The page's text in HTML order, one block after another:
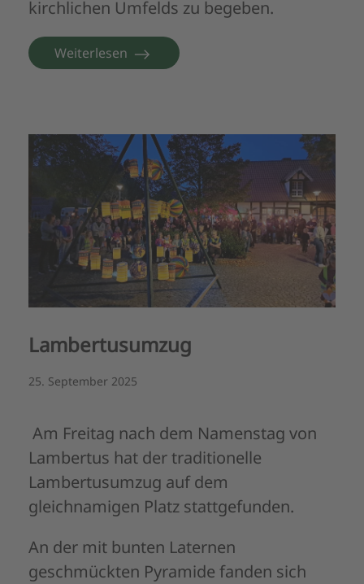
kirchlichen Umfelds zu begeben.
Weiterlesen
Lambertusumzug
25. September 2025
Am Freitag nach dem Namenstag von
Lambertus hat der traditionelle
Lambertusumzug auf dem
gleichnamigen Platz stattgefunden.
An der mit bunten Laternen
geschmückten Pyramide fanden sich